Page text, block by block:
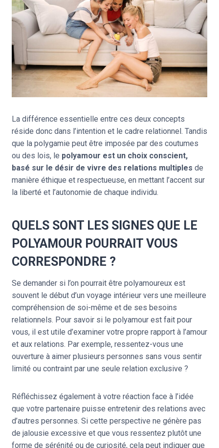
La différence essentielle entre ces deux concepts
réside donc dans l’intention et le cadre relationnel. Tandis
que la polygamie peut être imposée par des coutumes
ou des lois, le polyamour est un choix conscient,
basé sur le désir de vivre des relations multiples de
manière éthique et respectueuse, en mettant l’accent sur
la liberté et l’autonomie de chaque individu.
QUELS SONT LES SIGNES QUE LE
POLYAMOUR POURRAIT VOUS
CORRESPONDRE ?
Se demander si l’on pourrait être polyamoureux est
souvent le début d’un voyage intérieur vers une meilleure
compréhension de soi-même et de ses besoins
relationnels. Pour savoir si le polyamour est fait pour
vous, il est utile d’examiner votre propre rapport à l’amour
et aux relations. Par exemple, ressentez-vous une
ouverture à aimer plusieurs personnes sans vous sentir
limité ou contraint par une seule relation exclusive ?
Réfléchissez également à votre réaction face à l’idée
que votre partenaire puisse entretenir des relations avec
d’autres personnes. Si cette perspective ne génère pas
de jalousie excessive et que vous ressentez plutôt une
forme de sérénité ou de curiosité, cela peut indiquer que